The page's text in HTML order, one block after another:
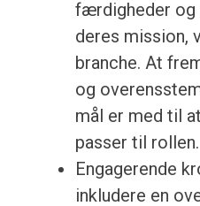
færdigheder og
deres mission,
branche. At
og
mål er med til
passer til rollen.
Engagerende
inkludere en